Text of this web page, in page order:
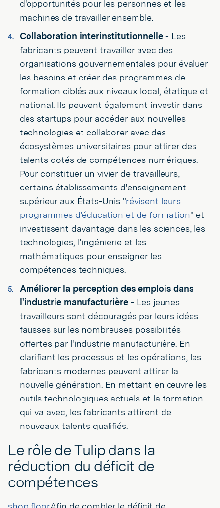
d'opportunités pour les personnes et les
machines de travailler ensemble.
Collaboration interinstitutionnelle- Les
fabricants peuvent travailler avec des
organisations gouvernementales pour évaluer
les besoins et créer des programmes de
formation ciblés aux niveaux local, étatique et
national. Ils peuvent également investir dans
des startups pour accéder aux nouvelles
technologies et collaborer avec des
écosystèmes universitaires pour attirer des
talents dotés de compétences numériques.
Pour constituer un vivier de travailleurs,
certains établissements d'enseignement
supérieur aux États-Unis "révisent leurs
programmes d'éducation et de formation" et
investissent davantage dans les sciences, les
technologies, l'ingénierie et les
mathématiques pour enseigner les
compétences techniques.
Améliorer la perception des emplois dans
l'industrie manufacturière- Les jeunes
travailleurs sont découragés par leurs idées
fausses sur les nombreuses possibilités
offertes par l'industrie manufacturière. En
clarifiant les processus et les opérations, les
fabricants modernes peuvent attirer la
nouvelle génération. En mettant en œuvre les
outils technologiques actuels et la formation
qui va avec, les fabricants attirent de
nouveaux talents qualifiés.
Le rôle de Tulip dans la
réduction du déficit de
compétences
shop floorAfin de combler le déficit de